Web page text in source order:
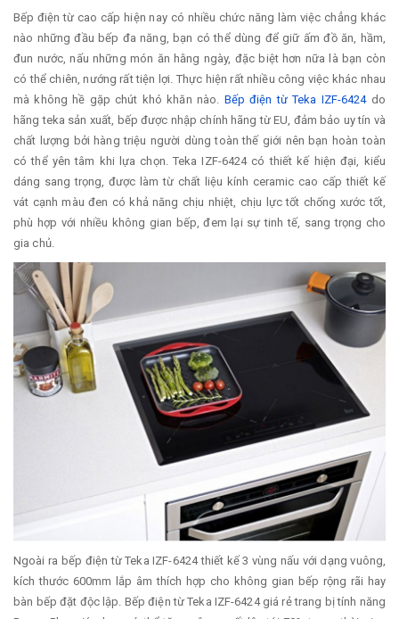
Bếp điện từ cao cấp hiện nay có nhiều chức năng làm việc chẳng khác
nào những đầu bếp đa năng, bạn có thể dùng để giữ ấm đồ ăn, hầm,
đun nước, nấu những món ăn hằng ngày, đặc biệt hơn nữa là bạn còn
có thể chiên, nướng rất tiện lợi. Thực hiện rất nhiều công việc khác nhau
mà không hề gặp chút khó khăn nào. Bếp điện từ Teka IZF-6424do
hãng teka sản xuất, bếp được nhập chính hãng từ EU, đảm bảo uy tín và
chất lượng bởi hàng triệu người dùng toàn thế giới nên bạn hoàn toàn
có thể yên tâm khi lựa chọn. Teka IZF-6424 có thiết kế hiện đại, kiểu
dáng sang trọng, được làm từ chất liệu kính ceramic cao cấp thiết kế
vát cạnh màu đen có khả năng chịu nhiệt, chịu lực tốt chống xước tốt,
phù hợp với nhiều không gian bếp, đem lại sự tinh tế, sang trọng cho
gia chủ.
Ngoài ra bếp điện từ Teka IZF-6424 thiết kế 3 vùng nấu với dạng vuông,
kích thước 600mm lắp âm thích hợp cho không gian bếp rộng rãi hay
bàn bếp đặt độc lập. Bếp điện từ Teka IZF-6424 giá rẻ trang bị tính năng